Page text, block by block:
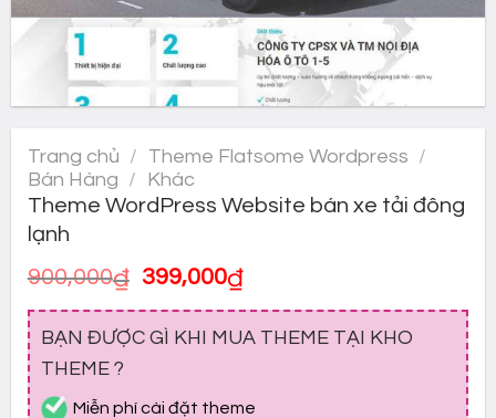
Trang chủ / Theme Flatsome Wordpress /
Bán Hàng / Khác
Theme WordPress Website bán xe tải đông
lạnh
900,000₫ Giá
là:
900,000₫.
399,000₫Giá
là:
BẠN ĐƯỢC GÌ KHI MUA THEME TẠI KHO
THEME ?
Miễn phí cài đặt theme